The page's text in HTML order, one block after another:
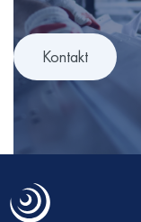
Kontakt